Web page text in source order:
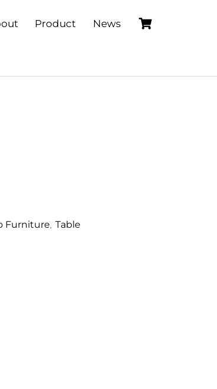
Product News
Furniture, Table